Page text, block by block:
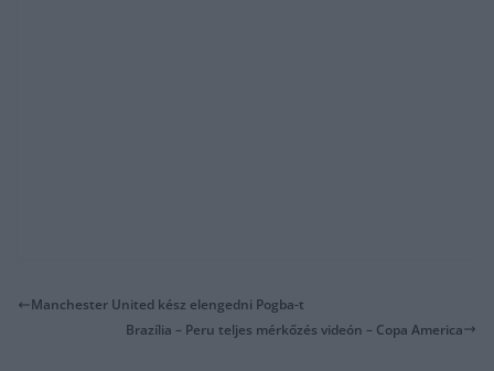
Manchester United kész elengedni Pogba-t
Brazília – Peru teljes mérkőzés videón – Copa America